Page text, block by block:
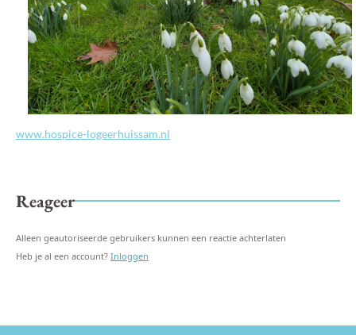
www.hospice-logeerhuissam.nl
Reageer
Alleen geautoriseerde gebruikers kunnen een reactie achterlaten
Heb je al een account? Inloggen